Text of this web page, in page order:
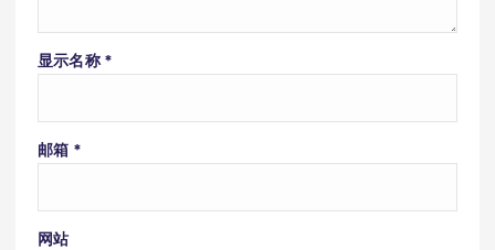
显示名称 *
邮箱 *
网站